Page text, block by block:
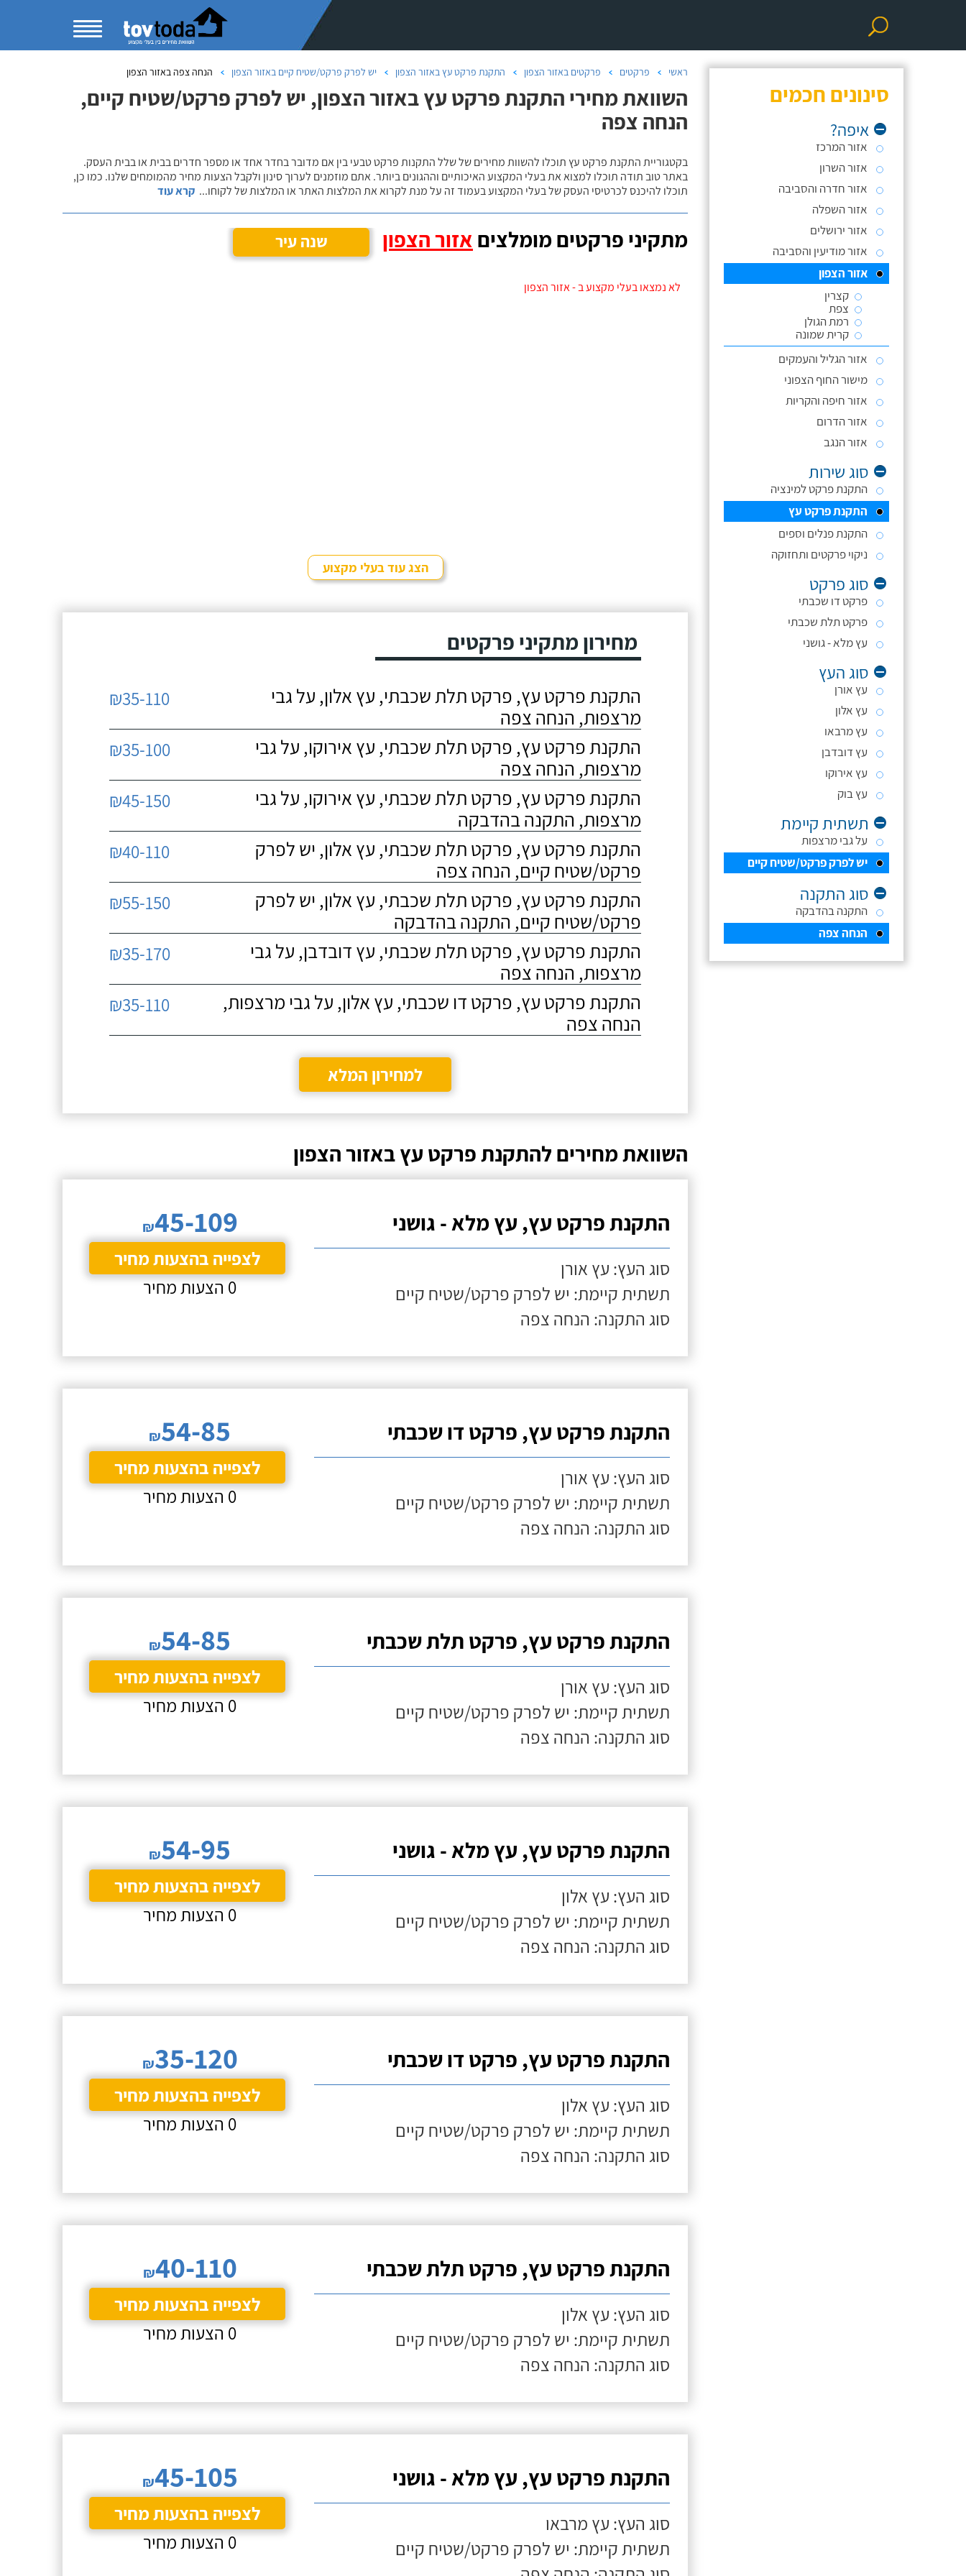
סינונים חכמים
איפה?
אזור המרכז
אזור השרון
אזור חדרה והסביבה
אזור השפלה
אזור ירושלים
אזור מודיעין והסביבה
אזור הצפון
קצרין
צפת
רמת הגולן
קרית שמונה
אזור הגליל והעמקים
מישור החוף הצפוני
אזור חיפה והקריות
אזור הדרום
אזור הנגב
סוג שירות
התקנת פרקט למינציה
התקנת פרקט עץ
התקנת פנלים וספים
ניקוי פרקטים ותחזוקה
סוג פרקט
פרקט דו שכבתי
פרקט תלת שכבתי
עץ מלא - גושני
סוג העץ
עץ אורן
עץ אלון
עץ מרבאו
עץ דובדבן
עץ אירוקו
עץ בוק
תשתית קיימת
על גבי מרצפות
יש לפרק פרקט/שטיח קיים
סוג התקנה
התקנה בהדבקה
הנחה צפה
ראשי פרקטים פרקטים באזור הצפון התקנת פרקט עץ באזור הצפון יש לפרק פרקט/שטיח קיים באזור הצפון הנחה צפה באזור הצפון
השוואת מחירי התקנת פרקט עץ באזור הצפון, יש לפרק פרקט/שטיח קיים,
הנחה צפה
בקטגוריית התקנת פרקט עץ תוכלו להשוות מחירים של שלל התקנות פרקט טבעי בין אם מדובר בחדר אחד או מספר חדרים בבית או בבית העסק.
באתר טוב תודה תוכלו למצוא את בעלי המקצוע האיכותיים וההגונים ביותר. אתם מוזמנים לערוך סינון ולקבל הצעות מחיר מהמומחים שלנו. כמו כן,
תוכלו להיכנס לכרטיסי העסק של בעלי המקצוע בעמוד זה על מנת לקרוא את המלצות האתר או המלצות של לקוחו... קרא עוד
מתקיני פרקטים מומלצים אזור הצפון שנה עיר
לא נמצאו בעלי מקצוע ב - אזור הצפון
הצג עוד בעלי מקצוע
מחירון מתקיני פרקטים
התקנת פרקט עץ, פרקט תלת שכבתי, עץ אלון, על גבי
מרצפות, הנחה צפה
₪35-110
התקנת פרקט עץ, פרקט תלת שכבתי, עץ אירוקו, על גבי
מרצפות, הנחה צפה
₪35-100
התקנת פרקט עץ, פרקט תלת שכבתי, עץ אירוקו, על גבי
מרצפות, התקנה בהדבקה
₪45-150
התקנת פרקט עץ, פרקט תלת שכבתי, עץ אלון, יש לפרק
פרקט/שטיח קיים, הנחה צפה
₪40-110
התקנת פרקט עץ, פרקט תלת שכבתי, עץ אלון, יש לפרק
פרקט/שטיח קיים, התקנה בהדבקה
₪55-150
התקנת פרקט עץ, פרקט תלת שכבתי, עץ דובדבן, על גבי
מרצפות, הנחה צפה
₪35-170
התקנת פרקט עץ, פרקט דו שכבתי, עץ אלון, על גבי מרצפות,
הנחה צפה
₪35-110
למחירון המלא
השוואת מחירים להתקנת פרקט עץ באזור הצפון
התקנת פרקט עץ, עץ מלא - גושני
סוג העץ: עץ אורן
תשתית קיימת: יש לפרק פרקט/שטיח קיים
סוג התקנה: הנחה צפה
₪45-109
לצפייה בהצעות מחיר
0 הצעות מחיר
התקנת פרקט עץ, פרקט דו שכבתי
סוג העץ: עץ אורן
תשתית קיימת: יש לפרק פרקט/שטיח קיים
סוג התקנה: הנחה צפה
₪54-85
לצפייה בהצעות מחיר
0 הצעות מחיר
התקנת פרקט עץ, פרקט תלת שכבתי
סוג העץ: עץ אורן
תשתית קיימת: יש לפרק פרקט/שטיח קיים
סוג התקנה: הנחה צפה
₪54-85
לצפייה בהצעות מחיר
0 הצעות מחיר
התקנת פרקט עץ, עץ מלא - גושני
סוג העץ: עץ אלון
תשתית קיימת: יש לפרק פרקט/שטיח קיים
סוג התקנה: הנחה צפה
₪54-95
לצפייה בהצעות מחיר
0 הצעות מחיר
התקנת פרקט עץ, פרקט דו שכבתי
סוג העץ: עץ אלון
תשתית קיימת: יש לפרק פרקט/שטיח קיים
סוג התקנה: הנחה צפה
₪35-120
לצפייה בהצעות מחיר
0 הצעות מחיר
התקנת פרקט עץ, פרקט תלת שכבתי
סוג העץ: עץ אלון
תשתית קיימת: יש לפרק פרקט/שטיח קיים
סוג התקנה: הנחה צפה
₪40-110
לצפייה בהצעות מחיר
0 הצעות מחיר
התקנת פרקט עץ, עץ מלא - גושני
סוג העץ: עץ מרבאו
תשתית קיימת: יש לפרק פרקט/שטיח קיים
₪45-105
לצפייה בהצעות מחיר
0 הצעות מחיר